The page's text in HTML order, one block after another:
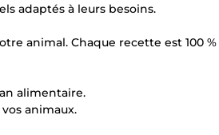
adaptés à leurs besoins.
animal. Chaque recette est 100 %
alimentaire.
animaux.